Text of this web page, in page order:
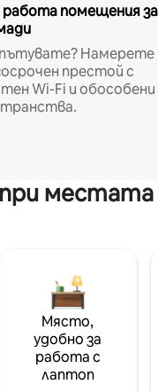
помещения за
Намерете
престой с
Wi-Fi и обособени
местата
Място,
удобно за
работа с
лаптоп